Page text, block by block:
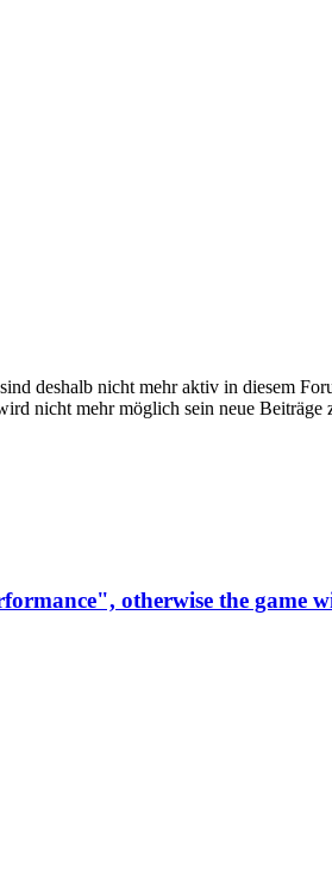
deshalb nicht mehr aktiv in diesem
nicht mehr möglich sein neue
otherwise the game